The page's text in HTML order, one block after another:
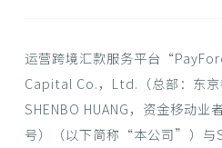
运营跨境汇款服务平台
Capital Co.，Ltd.（总部：东京
SHENBO HUANG，资金移动业
号）（以下简称“本公司”）与